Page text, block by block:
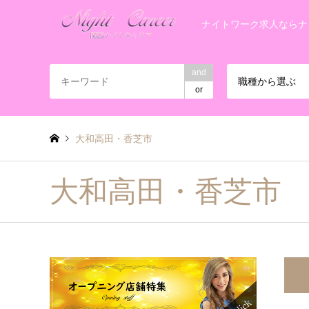
ナイトワーク求人なら
and
or
職種から選ぶ
大和高田・香芝市
大和高田・香芝市